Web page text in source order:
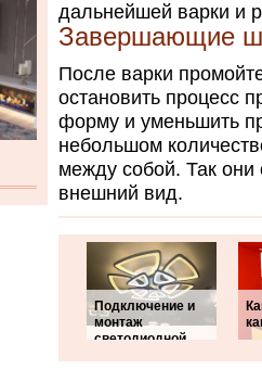
дальнейшей варки и
Завершающие
После варки
остановить процесс
форму и уменьшить
небольшом
между собой. Так они
внешний вид.
Подключение и
монтаж
светодиодной